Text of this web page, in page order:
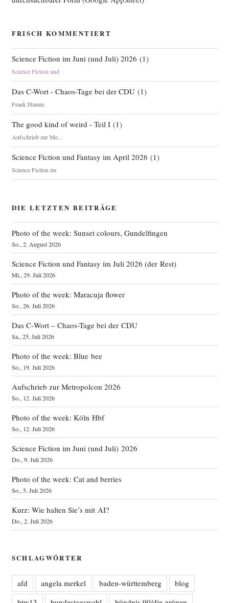
FRISCH KOMMENTIERT
Science Fiction im Juni (und Juli) 2026 (1)
Science Fiction und
Das C-Wort - Chaos-Tage bei der CDU(1)
Frank Hamm
The good kind of weird - Teil I(1)
Aufschrieb zur Me...
Science Fiction und Fantasy im April 2026 (1)
Science Fiction im
DIE LETZTEN BEITRÄGE
Photo of the week: Sunset colours, Gundelfingen
So., 2. August 2026
Science Fiction und Fantasy im Juli 2026 (der Rest)
Mi., 29. Juli 2026
Photo of the week: Maracuja flower
So., 26. Juli 2026
Das C‑Wort – Chaos-Tage bei der CDU
Sa., 25. Juli 2026
Photo of the week: Blue bee
So., 19. Juli 2026
Aufschrieb zur Metropolcon 2026
So., 12. Juli 2026
Photo of the week: Köln Hbf
So., 12. Juli 2026
Science Fiction im Juni (und Juli) 2026
Do., 9. Juli 2026
Photo of the week: Cat and berries
So., 5. Juli 2026
Kurz: Wie halten Sie’s mit AI?
Do., 2. Juli 2026
SCHLAGWÖRTER
afd angela merkel baden-württemberg
blog